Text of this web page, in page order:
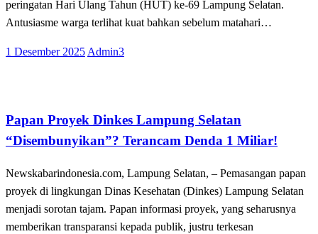
peringatan Hari Ulang Tahun (HUT) ke-69 Lampung Selatan.
Antusiasme warga terlihat kuat bahkan sebelum matahari…
Posted
1 Desember 2025 Admin3
Papan Proyek Dinkes Lampung Selatan
“Disembunyikan”? Terancam Denda 1 Miliar!
Newskabarindonesia.com, Lampung Selatan, – Pemasangan papan
proyek di lingkungan Dinas Kesehatan (Dinkes) Lampung Selatan
menjadi sorotan tajam. Papan informasi proyek, yang seharusnya
memberikan transparansi kepada publik, justru terkesan